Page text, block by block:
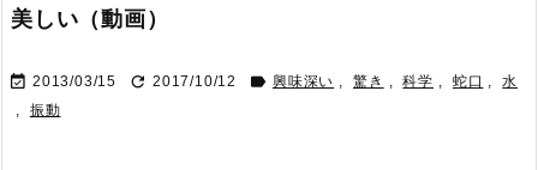
美しい（動画）
 2013/03/15  2017/10/12  興味深い , 驚き , 科学 , 蛇口 ,
水
,
振動